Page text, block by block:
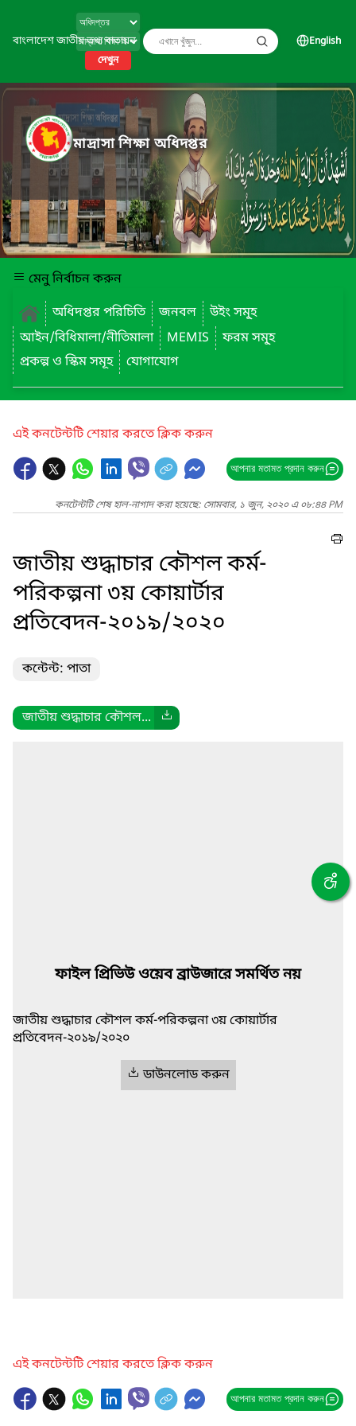
বাংলাদেশ জাতীয় তথ্য বাতায়ন
দেখুন
English
মাদ্রাসা শিক্ষা অধিদপ্তর
মেনু নির্বাচন করুন
অধিদপ্তর পরিচিতি
জনবল
উইং সমূ্হ
আইন/বিধিমালা/নীতিমালা
MEMIS
ফরম সমূ্হ
প্রকল্প ও স্কিম সমূহ
যোগাযোগ
এই কনটেন্টটি শেয়ার করতে ক্লিক করুন
আপনার মতামত প্রদান করুন
কনটেন্টটি শেষ হাল-নাগাদ করা হয়েছে: সোমবার, ১ জুন, ২০২০ এ ০৮:৪৪ PM
জাতীয় শুদ্ধাচার কৌশল কর্ম-
পরিকল্পনা ৩য় কোয়ার্টার
প্রতিবেদন-২০১৯/২০২০
কন্টেন্ট: পাতা
জাতীয় শুদ্ধাচার কৌশল...
ফাইল প্রিভিউ ওয়েব ব্রাউজারে সমর্থিত নয়
জাতীয় শুদ্ধাচার কৌশল কর্ম-পরিকল্পনা ৩য় কোয়ার্টার
প্রতিবেদন-২০১৯/২০২০
ডাউনলোড করুন
এই কনটেন্টটি শেয়ার করতে ক্লিক করুন
আপনার মতামত প্রদান করুন